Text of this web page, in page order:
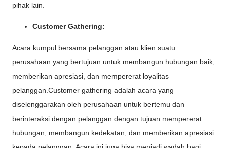
pihak lain.
Customer Gathering:
Acara kumpul bersama pelanggan atau klien suatu
perusahaan yang bertujuan untuk membangun hubungan baik,
memberikan apresiasi, dan mempererat loyalitas
pelanggan.Customer gathering adalah acara yang
diselenggarakan oleh perusahaan untuk bertemu dan
berinteraksi dengan pelanggan dengan tujuan mempererat
hubungan, membangun kedekatan, dan memberikan apresiasi